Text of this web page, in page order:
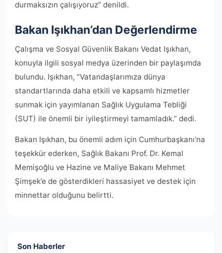
durmaksızın çalışıyoruz” denildi.
Bakan Işıkhan’dan Değerlendirme
Çalışma ve Sosyal Güvenlik Bakanı Vedat Işıkhan,
konuyla ilgili sosyal medya üzerinden bir paylaşımda
bulundu. Işıkhan, “Vatandaşlarımıza dünya
standartlarında daha etkili ve kapsamlı hizmetler
sunmak için yayımlanan Sağlık Uygulama Tebliği
(SUT) ile önemli bir iyileştirmeyi tamamladık.” dedi.
Bakan Işıkhan, bu önemli adım için Cumhurbaşkanı’na
teşekkür ederken, Sağlık Bakanı Prof. Dr. Kemal
Memişoğlu ve Hazine ve Maliye Bakanı Mehmet
Şimşek’e de gösterdikleri hassasiyet ve destek için
minnettar olduğunu belirtti.
Son Haberler